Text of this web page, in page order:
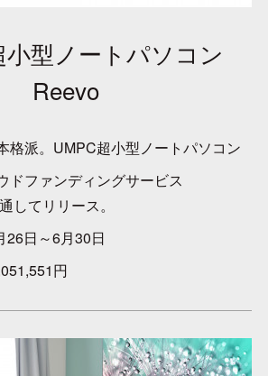
小型ノートパソコン
Reevo
格派。UMPC超小型ノートパソコン
ドファンディングサービス
してリリース。
26日～6月30日
円